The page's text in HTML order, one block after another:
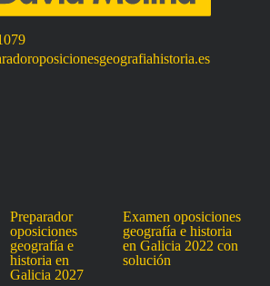
Preparador
oposiciones
geografía e
historia en
Galicia 2027
Examen oposiciones
geografía e historia
en Galicia 2022 con
solución